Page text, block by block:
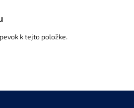
k tejto položke.